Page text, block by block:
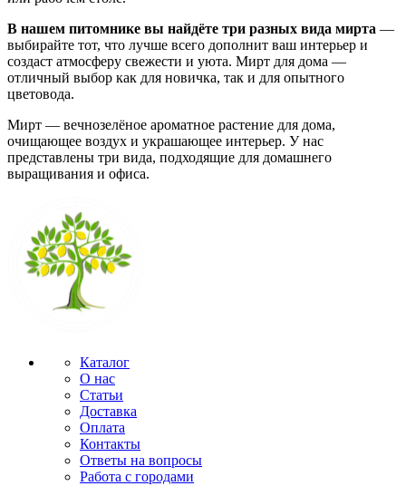
В нашем питомнике вы найдёте три разных вида мирта —
выбирайте тот, что лучше всего дополнит ваш интерьер и
создаст атмосферу свежести и уюта. Мирт для дома —
отличный выбор как для новичка, так и для опытного
цветовода.
Мирт — вечнозелёное ароматное растение для дома,
очищающее воздух и украшающее интерьер. У нас
представлены три вида, подходящие для домашнего
выращивания и офиса.
Каталог
О нас
Статьи
Доставка
Оплата
Контакты
Ответы на вопросы
Работа с городами